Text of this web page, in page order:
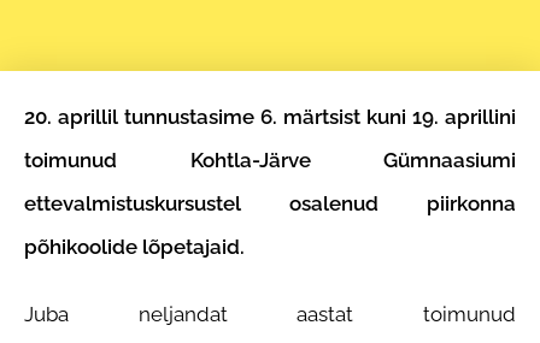
20. aprillil tunnustasime 6. märtsist kuni 19. aprillini
toimunud Kohtla-Järve Gümnaasiumi
ettevalmistuskursustel osalenud piirkonna
põhikoolide lõpetajaid.
Juba neljandat aastat toimunud